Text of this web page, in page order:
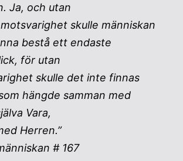
Ja, och utan
skulle människan
bestå ett endaste
för utan
skulle det inte finnas
hängde samman med
Vara,
Herren.”
# 167